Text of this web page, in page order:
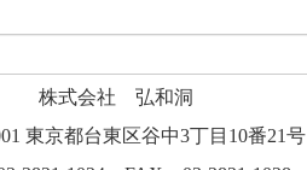
株式会社 弘和洞
東京都台東区谷中3丁目10番21号